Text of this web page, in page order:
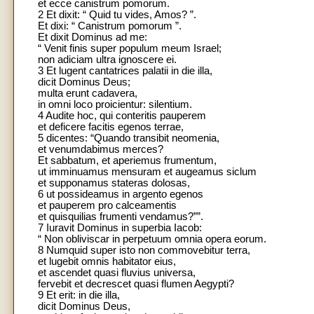
et ecce canistrum pomorum.
2 Et dixit: “ Quid tu vides, Amos? ”.
Et dixi: “ Canistrum pomorum ”.
Et dixit Dominus ad me:
“ Venit finis super populum meum Israel;
non adiciam ultra ignoscere ei.
3 Et lugent cantatrices palatii in die illa,
dicit Dominus Deus;
multa erunt cadavera,
in omni loco proicientur: silentium.
4 Audite hoc, qui conteritis pauperem
et deficere facitis egenos terrae,
5 dicentes: “Quando transibit neomenia,
et venumdabimus merces?
Et sabbatum, et aperiemus frumentum,
ut imminuamus mensuram et augeamus siclum
et supponamus stateras dolosas,
6 ut possideamus in argento egenos
et pauperem pro calceamentis
et quisquilias frumenti vendamus?””.
7 Iuravit Dominus in superbia Iacob:
“ Non obliviscar in perpetuum omnia opera eorum.
8 Numquid super isto non commovebitur terra,
et lugebit omnis habitator eius,
et ascendet quasi fluvius universa,
fervebit et decrescet quasi flumen Aegypti?
9 Et erit: in die illa,
dicit Dominus Deus,